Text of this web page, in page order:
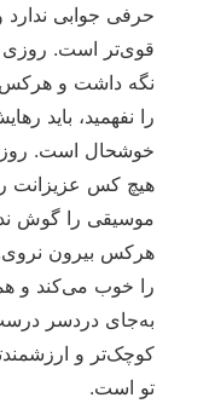
حرفی جوابی
قوی‌تر است. روزی
نگه داشت و هرکس
را نفهمید، باید
خوشحال است. روزی
هیچ کس عزیزانت
موسیقی را گوش
هرکس بیرون
را خوب می‌کند و
به‌جای دردسر
کوچک‌تر و
تو است.